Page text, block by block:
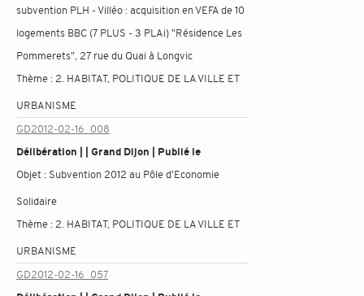
subvention PLH - Villéo : acquisition en VEFA de 10
logements BBC (7 PLUS - 3 PLAi) "Résidence Les
Pommerets", 27 rue du Quai à Longvic
Thème : 2. HABITAT, POLITIQUE DE LA VILLE ET
URBANISME
GD2012-02-16_008
Délibération | | Grand Dijon | Publié le
Objet : Subvention 2012 au Pôle d'Economie
Solidaire
Thème : 2. HABITAT, POLITIQUE DE LA VILLE ET
URBANISME
GD2012-02-16_057